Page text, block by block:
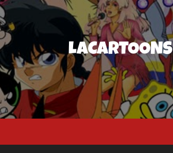
LACARTOONS